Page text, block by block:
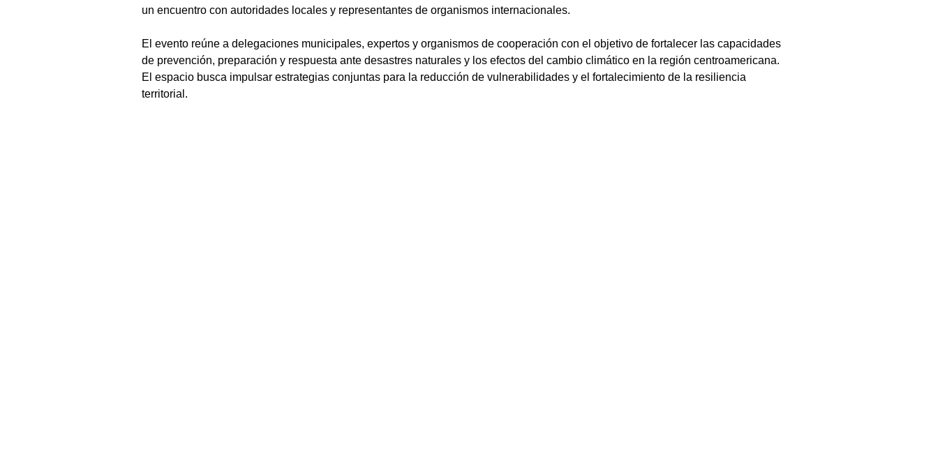
un encuentro con autoridades locales y representantes de organismos internacionales.
El evento reúne a delegaciones municipales, expertos y organismos de cooperación con el objetivo de fortalecer las capacidades
de prevención, preparación y respuesta ante desastres naturales y los efectos del cambio climático en la región centroamericana.
El espacio busca impulsar estrategias conjuntas para la reducción de vulnerabilidades y el fortalecimiento de la resiliencia
territorial.